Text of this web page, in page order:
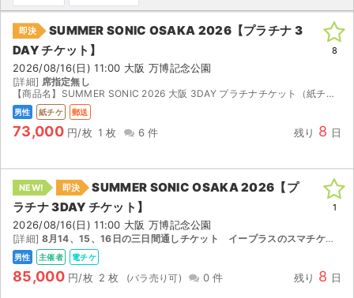
ライブ・コンサート（国内）
ライブ・コンサート（海外）
イベント
スポーツ
ご利用ガイド
ご利用ガイド
手数料・お支払い方法
即決
SUMMER SONIC OSAKA 2026【プラチナ 3
DAY チケット】
2026/08/16(日) 11:00 大阪 万博記念公園
[詳細] 席指定無し
【商品名】SUMMER SONIC 2026 大阪 3DAY プラチナチケット（紙チケット） 【商品説明】SUMMER SONIC 2026（大阪）の3DAYプラチナチケットです。開催期間中す...
男性 紙チケ 郵送
73,000 円/枚 1 枚 6 件 残り 8 日
8
NEW! 即決
SUMMER SONIC OSAKA 2026【プ
ラチナ 3DAY チケット】
2026/08/16(日) 11:00 大阪 万博記念公園
[詳細] 8月14、15、16日の三日間通しチケット イープラスのスマチケで分配します
男性 主催者 電チケ
85,000 円/枚 2 枚 0 件 残り 8 日
1